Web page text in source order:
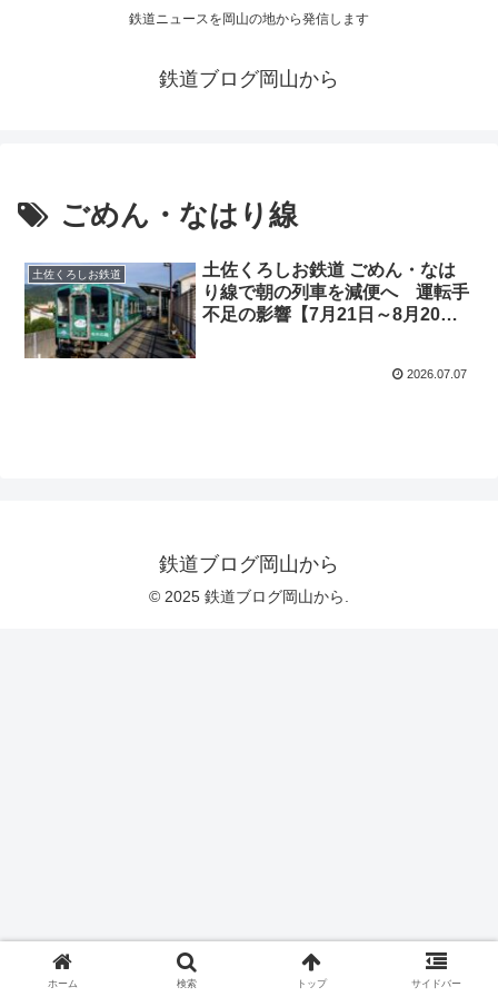
鉄道ニュースを岡山の地から発信します
鉄道ブログ岡山から
ごめん・なはり線
土佐くろしお鉄道
土佐くろしお鉄道 ごめん・なは
り線で朝の列車を減便へ 運転手
不足の影響【7月21日～8月20
2026.07.07
鉄道ブログ岡山から
© 2025 鉄道ブログ岡山から.
ホーム 検索 トップ サイドバー